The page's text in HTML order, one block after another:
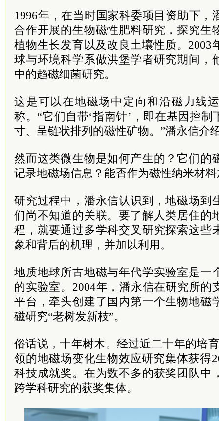
1996年，在当时国家科委项目资助下，
合作开展的生物磁性肥料研究，探究生
植物生长发育以及改良土壤性质。2003
球与环境科学系做洪堡学者研究期间，
中的趋磁细菌研究。
这是可以在地磁场中定向和沿磁力线
称。“它们自带‘指南针’，即在基因控
寸、呈链状排列的磁性矿物。”潘永信介
然而这类微生物是如何产生的？它们的
记录地磁场信息？能否作为磁性纳米材
研究过程中，潘永信认识到，地磁场到
们尚不知道的关联。要了解人类居住的
程，就要通过多学科交叉研究探索这些
象和背后的机理，并加以利用。
地质地球所古地磁与年代学实验室是一
的实验室。2004年，潘永信在研究所的
平台，牵头创建了国内第一个生物地磁
磁研究“老树发新枝”。
俗话说，十年树木。经过近二十年的培
领的地磁场变化生物效应研究集体获得
科技成就奖。在为数不多的获奖团队中
跨学科研究的获奖集体。